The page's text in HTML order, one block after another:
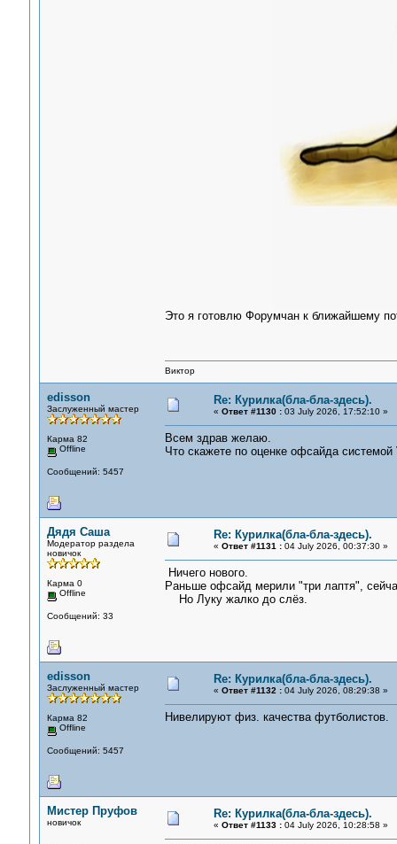
Это я готовлю Форумчан к ближайшему
Виктор
edisson
Заслуженный мастер
Карма 82
Offline
Сообщений: 5457
Re: Курилка(бла-бла-здесь).
« Ответ #1130 :03 July 2026, 17:52:10 »
Всем здрав желаю.
Что скажете по оценке офсайда системой
Дядя Саша
Модератор раздела
новичок
Карма 0
Offline
Сообщений: 33
Re: Курилка(бла-бла-здесь).
« Ответ #1131 :04 July 2026, 00:37:30 »
Ничего нового.
Раньше офсайд мерили "три лаптя",
Но Луку жалко до слёз.
edisson
Заслуженный мастер
Карма 82
Offline
Сообщений: 5457
Re: Курилка(бла-бла-здесь).
« Ответ #1132 :04 July 2026, 08:29:38 »
Нивелируют физ. качества футболистов.
Мистер Пруфов
новичок
Re: Курилка(бла-бла-здесь).
« Ответ #1133 :04 July 2026, 10:28:58 »